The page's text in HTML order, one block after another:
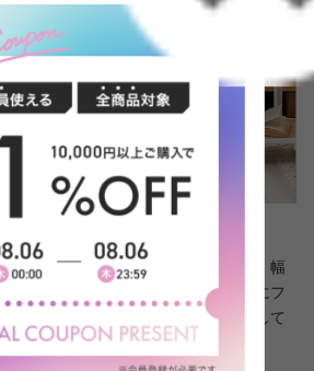
り心地
設計で、しっかりと身体を支えます。幅
状が、お尻をやさしく包み込むようにフ
もリラックスタイムも心地よく過ごして